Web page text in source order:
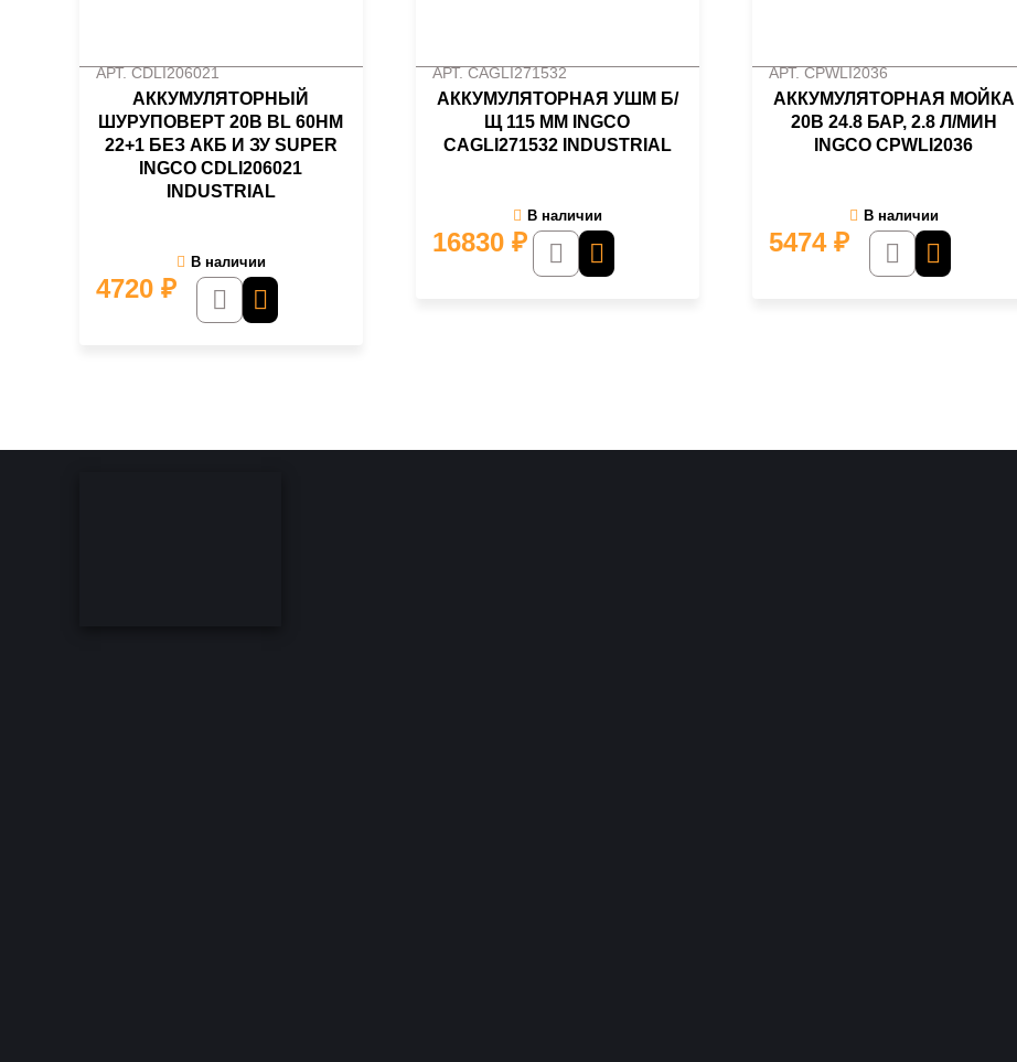
АРТ. CDLI206021
АККУМУЛЯТОРНЫЙ
ШУРУПОВЕРТ 20B BL 60HM
22+1 БЕЗ АКБ И ЗУ SUPER
INGCO CDLI206021
INDUSTRIAL
В наличии
4720 ₽
АРТ. CAGLI271532
АККУМУЛЯТОРНАЯ УШМ Б/
Щ 115 ММ INGCO
CAGLI271532 INDUSTRIAL
В наличии
16830 ₽
АРТ. CPWLI2036
АККУМУЛЯТОРНАЯ МОЙКА
20В 24.8 БАР, 2.8 Л/МИН
INGCO CPWLI2036
В наличии
5474 ₽